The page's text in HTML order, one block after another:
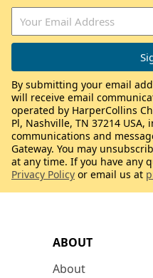
ABOUT
About
By submitting your email
will receive email
operated by HarperCollins
Pl, Nashville, TN 37214
communications and
Gateway. You may
at any time. If you have any
Privacy Policy or email us at